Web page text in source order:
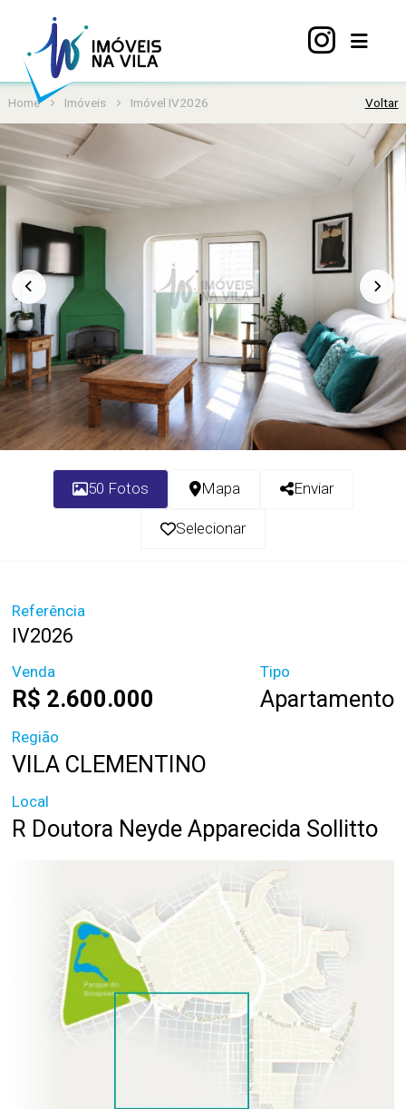
Home
A
Vila
Mariana
Vila
Sobre
nós
Contato
Home Imóveis Imóvel IV2026 Voltar
50 Fotos Mapa Enviar
Selecionar
Referência
IV2026
Venda
R$ 2.600.000
Tipo
Apartamento
Região
VILA CLEMENTINO
Local
R Doutora Neyde Apparecida Sollitto